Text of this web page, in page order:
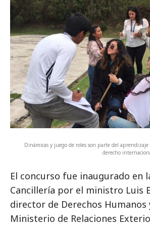
Dinámicas y juego de roles son parte del
derecho
El concurso fue inaugurado en
Cancillería por el ministro Luis
director de Derechos Humanos
Ministerio de Relaciones